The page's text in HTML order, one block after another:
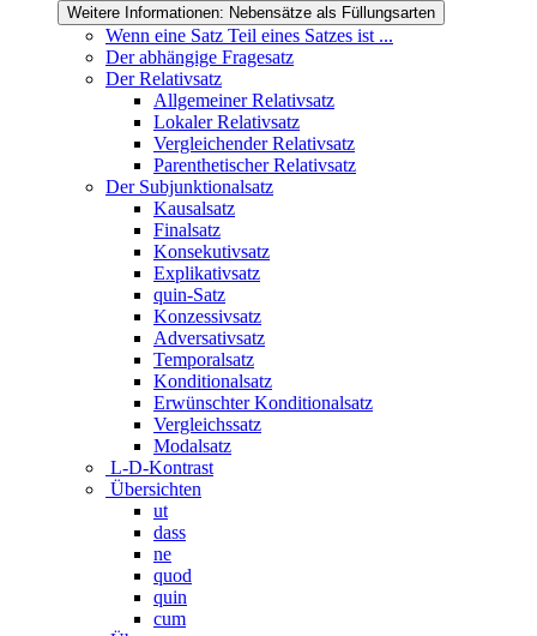
Weitere Informationen: Nebensätze als Füllungsarten
Wenn eine Satz Teil eines Satzes ist ...
Der abhängige Fragesatz
Der Relativsatz
Allgemeiner Relativsatz
Lokaler Relativsatz
Vergleichender Relativsatz
Parenthetischer Relativsatz
Der Subjunktionalsatz
Kausalsatz
Finalsatz
Konsekutivsatz
Explikativsatz
quin-Satz
Konzessivsatz
Adversativsatz
Temporalsatz
Konditionalsatz
Erwünschter Konditionalsatz
Vergleichssatz
Modalsatz
L-D-Kontrast
Übersichten
ut
dass
ne
quod
quin
cum